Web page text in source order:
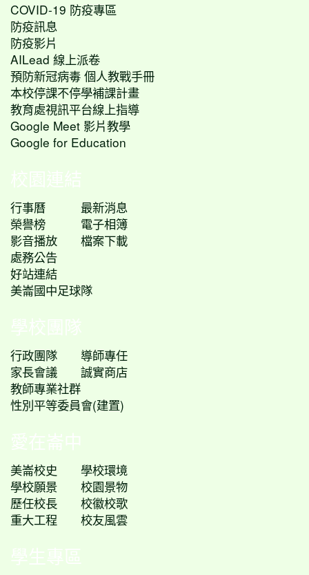
COVID-19 防疫專區
防疫訊息
防疫影片
AILead 線上派卷
預防新冠病毒 個人教戰手冊
本校停課不停學補課計畫
教育處視訊平台線上指導
Google Meet 影片教學
Google for Education
校園連結
行事曆
最新消息
榮譽榜
電子相簿
影音播放
檔案下載
處務公告
好站連結
美崙國中足球隊
學校團隊
行政團隊
導師專任
家長會議
誠實商店
教師專業社群
性別平等委員會(建置)
愛在崙中
美崙校史
學校環境
學校願景
校園景物
歷任校長
校徽校歌
重大工程
校友風雲
學生專區